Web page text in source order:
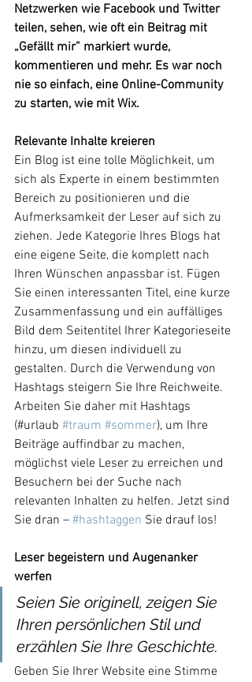
Netzwerken wie Facebook und Twitter
teilen, sehen, wie oft ein Beitrag mit
„Gefällt mir” markiert wurde,
kommentieren und mehr. Es war noch
nie so einfach, eine Online-Community
zu starten, wie mit Wix.
Relevante Inhalte kreieren
Ein Blog ist eine tolle Möglichkeit, um
sich als Experte in einem bestimmten
Bereich zu positionieren und die
Aufmerksamkeit der Leser auf sich zu
ziehen. Jede Kategorie Ihres Blogs hat
eine eigene Seite, die komplett nach
Ihren Wünschen anpassbar ist. Fügen
Sie einen interessanten Titel, eine kurze
Zusammenfassung und ein auffälliges
Bild dem Seitentitel Ihrer Kategorieseite
hinzu, um diesen individuell zu
gestalten. Durch die Verwendung von
Hashtags steigern Sie Ihre Reichweite.
Arbeiten Sie daher mit Hashtags
(#urlaub #traum #sommer), um Ihre
Beiträge auffindbar zu machen,
möglichst viele Leser zu erreichen und
Besuchern bei der Suche nach
relevanten Inhalten zu helfen. Jetzt sind
Sie dran – #hashtaggen Sie drauf los!
Leser begeistern und Augenanker
werfen
Seien Sie originell, zeigen Sie
Ihren persönlichen Stil und
erzählen Sie Ihre Geschichte.
Geben Sie Ihrer Website eine Stimme